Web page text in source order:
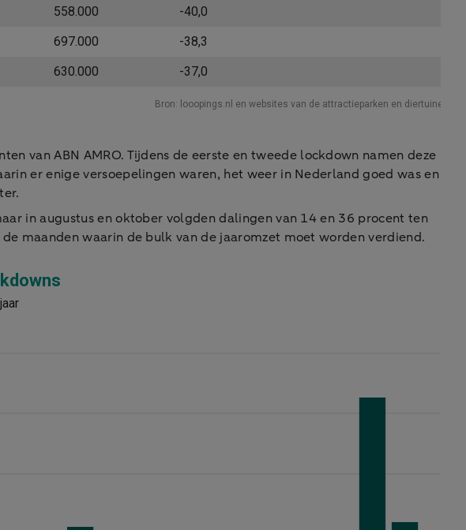
van ABN AMRO. Tijdens de eerste en tweede lockdown namen deze
er enige versoepelingen waren, het weer in Nederland goed was en
in augustus en oktober volgden dalingen van 14 en 36 procent ten
maanden waarin de bulk van de jaaromzet moet worden verdiend.